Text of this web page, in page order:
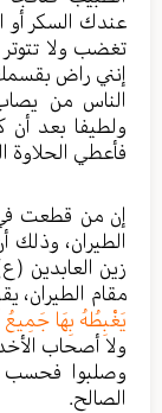
عندك السكر أو
تغضب ولا
إنني راض
الناس من
ولطيفا بعد أن
فأعطي الحلاوة
إن من قطعت في
الطيران، وذلك
زين العابدين
مقام الطيران،
يَغْبِطُهُ بِهَا جَمِيعُ
ولا أصحاب
وصلبوا فحسب
الصالح.